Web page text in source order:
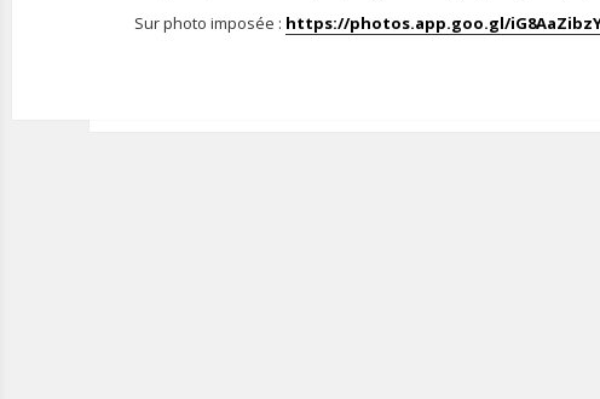
Sur photo imposée : https://photos.app.goo.gl/